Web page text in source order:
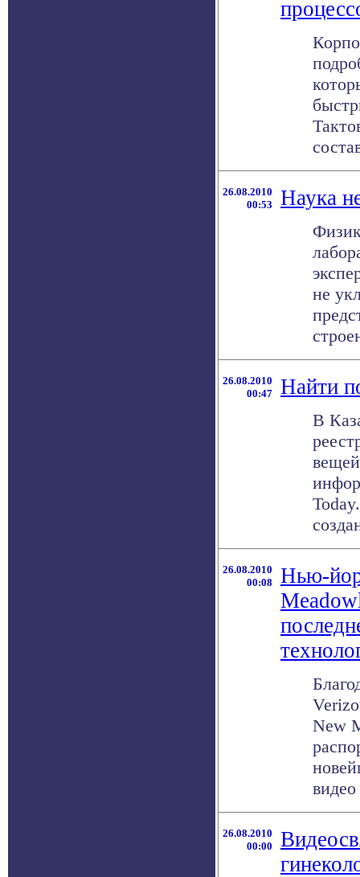
26.08.2010
00:53
Наука
не
26.08.2010
00:47
Найти
В
26.08.2010
00:08
Нью-
New
26.08.2010
00:00